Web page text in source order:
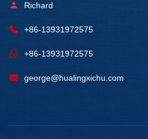
Richard
+86-13931972575
+86-13931972575
george@hualingxichu.com